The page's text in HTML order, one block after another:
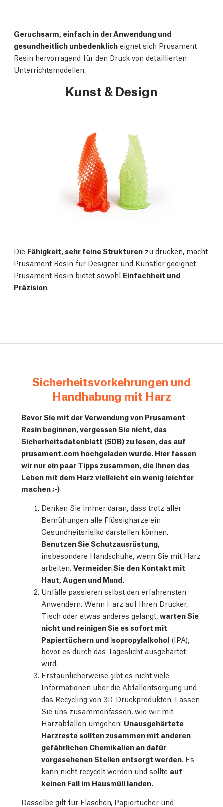
Geruchsarm, einfach in der Anwendung und
gesundheitlich unbedenklich eignet sich Prusament
Resin hervorragend für den Druck von detaillierten
Unterrichtsmodellen.
Kunst & Design
Die Fähigkeit, sehr feine Strukturen zu drucken, macht
Prusament Resin für Designer und Künstler geeignet.
Prusament Resin bietet sowohl Einfachheit und
Präzision
Sicherheitsvorkehrungen und
Handhabung mit Harz
Bevor Sie mit der Verwendung von Prusament
Resin beginnen, vergessen Sie nicht, das
Sicherheitsdatenblatt (SDB) zu lesen, das auf
prusament.com hochgeladen wurde. Hier fassen
wir nur ein paar Tipps zusammen, die Ihnen das
Leben mit dem Harz vielleicht ein wenig leichter
machen ;-)
Denken Sie immer daran, dass trotz aller
Bemühungen alle Flüssigharze ein
Gesundheitsrisiko darstellen können.
Benutzen Sie Schutzausrüstung
insbesondere Handschuhe, wenn Sie mit Harz
arbeiten. Vermeiden Sie den Kontakt mit
Haut, Augen und Mund.
Unfälle passieren selbst den erfahrensten
Anwendern. Wenn Harz auf Ihren Drucker,
Tisch oder etwas anderes gelangt, warten Sie
nicht und reinigen Sie es sofort mit
Papiertüchern und Isopropylalkohol (IPA),
bevor es durch das Tageslicht ausgehärtet
wird.
Erstaunlicherweise gibt es nicht viele
Informationen über die Abfallentsorgung und
das Recycling von 3D-Druckprodukten. Lassen
Sie uns zusammenfassen, wie wir mit
Harzabfällen umgehen: Unausgehärtete
Harzreste sollten zusammen mit anderen
gefährlichen Chemikalien an dafür
vorgesehenen Stellen entsorgt werden . Es
kann nicht recycelt werden und sollte auf
keinen Fall im Hausmüll landen.
Dasselbe gilt für Flaschen, Papiertücher und